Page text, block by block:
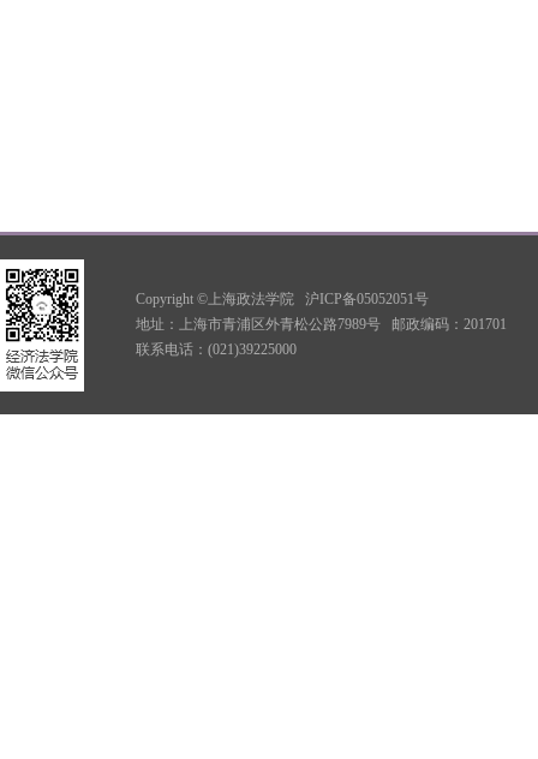
Copyright ©上海政法学院 沪ICP备05052051号
地址：上海市青浦区外青松公路7989号 邮政编码：201701
联系电话：(021)39225000